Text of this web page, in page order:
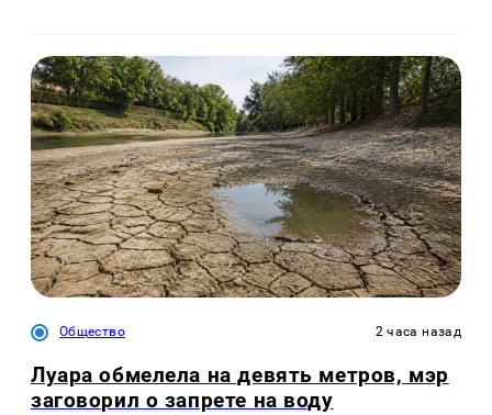
Общество 2 часа назад
Луара обмелела на девять метров, мэр
заговорил о запрете на воду